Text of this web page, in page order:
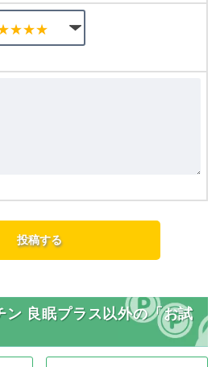
ン 良眠プラス以外の「お試